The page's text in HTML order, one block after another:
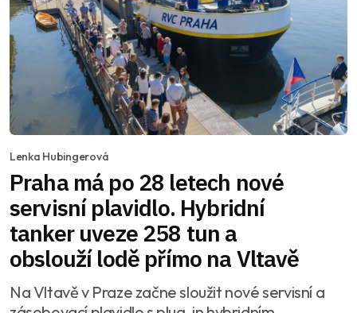
Lenka Hubingerová
Praha má po 28 letech nové
servisní plavidlo. Hybridní
tanker uveze 258 tun a
obslouží lodě přímo na Vltavě
Na Vltavě v Praze začne sloužit nové servisní a